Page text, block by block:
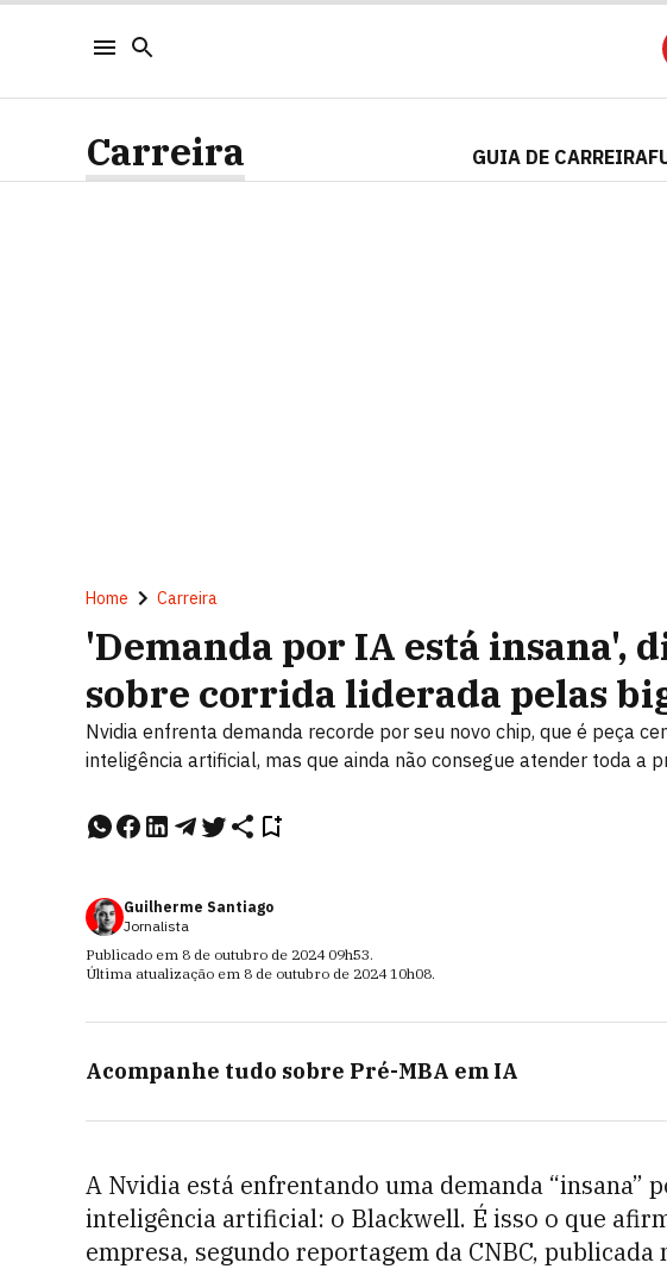
Carreira GUIA DE CARREIRA
Home Carreira
'Demanda por IA está insana',
sobre corrida liderada pelas
Nvidia enfrenta demanda recorde por seu novo chip, que é peça
inteligência artificial, mas que ainda não consegue atender toda a
Guilherme Santiago
Jornalista
Publicado em 8 de outubro de 2024 09h53.
Última atualização em 8 de outubro de 2024 10h08.
Acompanhe tudo sobre Pré-MBA em IA
A Nvidia está enfrentando uma demanda “insana”
inteligência artificial: o Blackwell. É isso o que
empresa, segundo reportagem da CNBC,